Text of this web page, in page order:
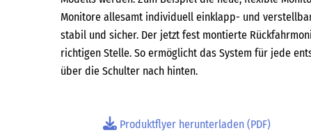
Monitore allesamt individuell einklapp- und
stabil und sicher. Der jetzt fest montierte
richtigen Stelle. So ermöglicht das System für jede
über die Schulter nach hinten.
Produktflyer herunterladen (PDF)